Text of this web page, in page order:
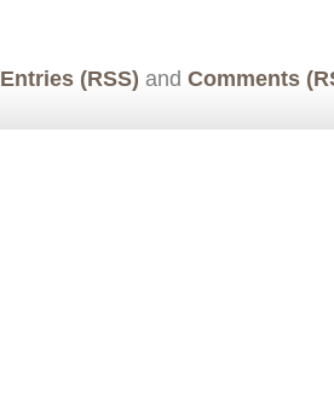
Entries (RSS) and Comments